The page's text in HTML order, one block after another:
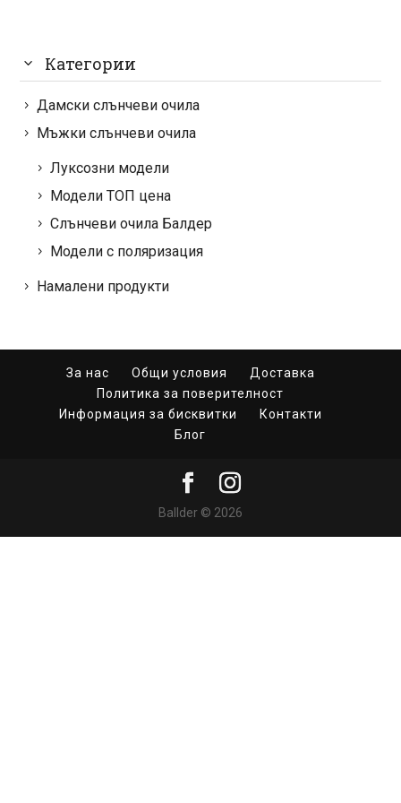
Категории
Дамски слънчеви очила
Мъжки слънчеви очила
Луксозни модели
Модели ТОП цена
Слънчеви очила Балдер
Модели с поляризация
Намалени продукти
За нас Общи условия
Доставка
Политика за поверителност
Информация за бисквитки
Контакти
Блог
Ballder © 2026